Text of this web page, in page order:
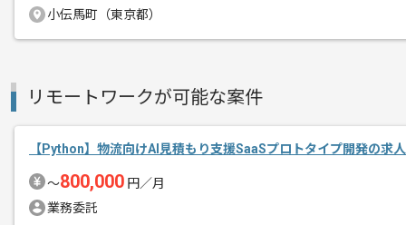
エージェントからのコ
メント
インターネット広告やWebメディアに
技術的に分からないことがあっても自
小伝馬町（東京都）
リモートワークが可能な案件
【Python】物流向けAI見積もり支援SaaSプロトタイプ開発の求
〜800,000 円／月
業務委託